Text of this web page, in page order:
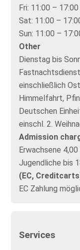
Fri: 11:00 – 17:00
Sat: 11:00 –
Sun: 11:00 –
Other
Dienstag bis
einschließlich
Himmelfahrt,
Deutschen
einschl. 2.
Admission
Erwachsene
Jugendliche bis
(EC,
EC Zahlung
Services